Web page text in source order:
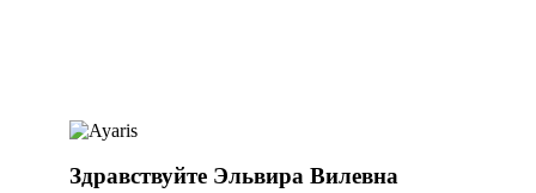
Здравствуйте Эльвира Вилевна